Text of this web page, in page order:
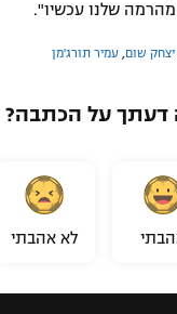
שלנו עכשיו".
יצחק שום עמיר תורג'מן
דעתך על הכתבה?
לא אהבתי